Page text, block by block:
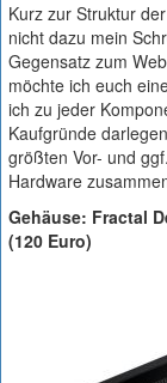
Kurz zur Struktur
nicht dazu mein
Gegensatz zum
möchte ich euch
ich zu jeder
Kaufgründe
größten Vor- und
Hardware
Gehäuse: Fractal
(120 Euro)